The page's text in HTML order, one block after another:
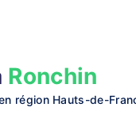
Ronchin
région Hauts-de-